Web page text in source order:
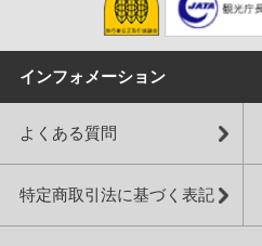
インフォメーション
よくある質問
特定商取引法に基づく表記